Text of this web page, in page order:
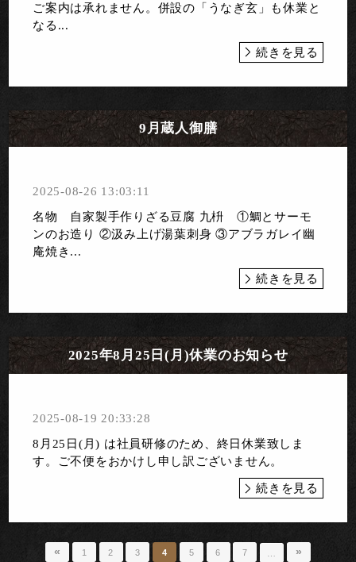
ご案内は承れません。併設の「うなぎ玄」も休業と
なる...
続きを見る
9月蔵人御膳
2025-08-26 13:03:11
名物 自家製手作りざる豆腐 九枡 ①鯛とサーモ
ンのお造り ②汲み上げ湯葉刺身 ③アブラガレイ幽
庵焼き...
続きを見る
2025年8月25日(月)休業のお知らせ
2025-08-19 20:33:28
8月25日(月) は社員研修のため、終日休業致しま
す。ご不便をおかけし申し訳ございません。
続きを見る
« 1 2 3 4 5 6 7 »